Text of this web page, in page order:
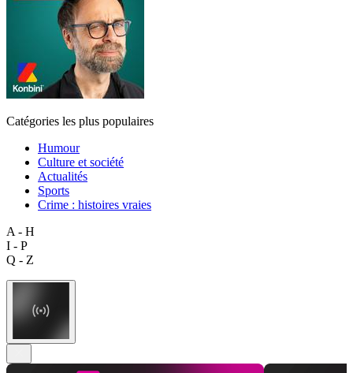
Catégories les plus populaires
Humour
Culture et société
Actualités
Sports
Crime : histoires vraies
A - H
I - P
Q - Z